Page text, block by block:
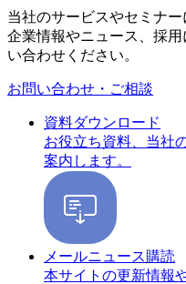
当社のサービスやセミナ
企業情報やニュース、採
い合わせください。
お問い合わせ・ご相談
資料ダウンロード
お役立ち資料、当社
案内します。
メールニュース購読
本サイトの更新情報